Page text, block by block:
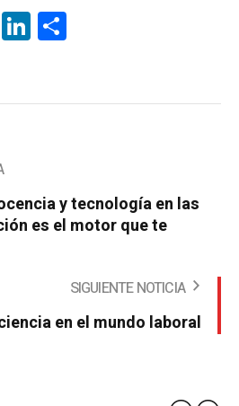
WhatsAppLinkedIn
y tecnología en las
es el motor que te
SIGUIENTE NOTICIA
en el mundo laboral